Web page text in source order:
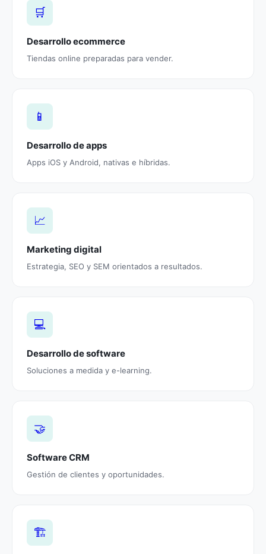
🛒
Desarrollo ecommerce
Tiendas online preparadas para vender.
📱
Desarrollo de apps
Apps iOS y Android, nativas e híbridas.
📈
Marketing digital
Estrategia, SEO y SEM orientados a resultados.
💻
Desarrollo de software
Soluciones a medida y e-learning.
🤝
Software CRM
Gestión de clientes y oportunidades.
🏗️